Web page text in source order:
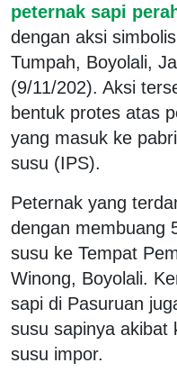
peternak sapi
dengan aksi
Tumpah, Boyolali,
(9/11/202). Aksi
bentuk protes atas
yang masuk ke
susu (IPS).
Peternak yang
dengan membuang
susu ke Tempat
Winong, Boyolali.
sapi di Pasuruan
susu sapinya akibat
susu impor.